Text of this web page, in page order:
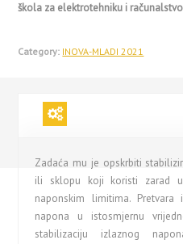
škola za elektrotehniku i
Category: INOVA-MLADI 2021
Zadaća mu je opskrbiti
ili sklopu koji koristi zarad
naponskim limitima. Pretvara
napona u istosmjernu
stabilizaciju izlaznog